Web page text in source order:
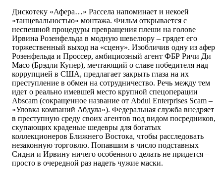
Дискотеку «Афера…» Рассела напоминает и некоей
«танцевальностью» монтажа. Фильм открывается с
неспешной процедуры превращения плеши на голове
Ирвина Розенфельда в модную шевелюру – грядет его
торжественный выход на «сцену». Изобличив одну из афер
Розенфельда и Проссер, амбициозный агент ФБР Ричи Ди
Масо (Брэдли Купер), мечтающий о славе победителя над
коррупцией в США, предлагает закрыть глаза на их
преступление в обмен на сотрудничество. Речь между тем
идет о реально имевшей место крупной спецоперации
Abscam (сокращенное название от Abdul Enterprises Scam –
«Уловка компаний Абдула»). Федеральная служба внедряет
в преступную среду своих агентов под видом посредников,
скупающих краденые шедевры для богатых
коллекционеров Ближнего Востока, чтобы расследовать
незаконную торговлю. Попавшим в число подставных
Сидни и Ирвину ничего особенного делать не придется –
просто в очередной раз надеть чужие маски.